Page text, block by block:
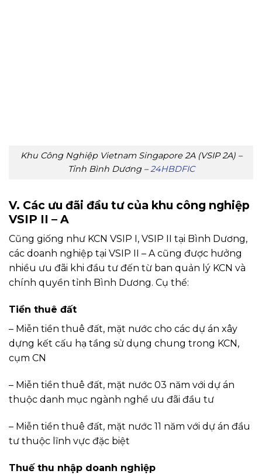
Khu Công Nghiệp Vietnam Singapore 2A (VSIP 2A) –
Tỉnh Bình Dương –24HBDFIC
V. Các ưu đãi đầu tư của khu công nghiệp
VSIP II – A
Cũng giống như KCN VSIP I, VSIP II tại Bình Dương,
các doanh nghiệp tại VSIP II – A cũng được hưởng
nhiều ưu đãi khi đầu tư đến từ ban quản lý KCN và
chính quyền tỉnh Bình Dương. Cụ thể:
Tiền thuê đất
– Miễn tiền thuê đất, mặt nước cho các dự án xây
dựng kết cấu hạ tầng sử dụng chung trong KCN,
cụm CN
– Miễn tiền thuê đất, mặt nước 03 năm với dự án
thuộc danh mục ngành nghề ưu đãi đầu tư
– Miễn tiền thuê đất, mặt nước 11 năm với dự án đầu
tư thuộc lĩnh vực đặc biệt
Thuế thu nhập doanh nghiệp